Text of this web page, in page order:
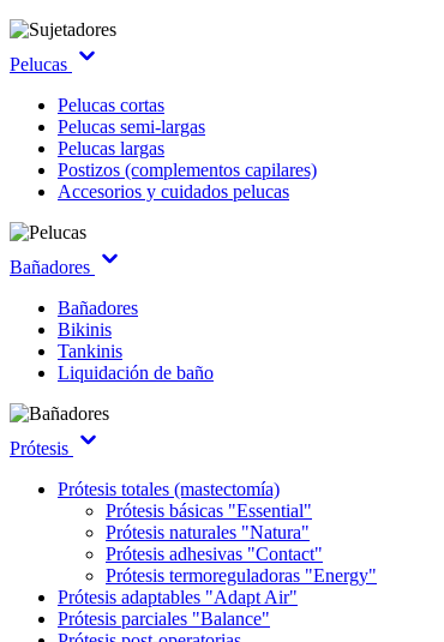
Pelucas
Pelucas cortas
Pelucas semi-largas
Pelucas largas
Postizos (complementos capilares)
Accesorios y cuidados pelucas
Bañadores
Bañadores
Bikinis
Tankinis
Liquidación de baño
Prótesis
Prótesis totales (mastectomía)
Prótesis básicas "Essential"
Prótesis naturales "Natura"
Prótesis adhesivas "Contact"
Prótesis termoreguladoras "Energy"
Prótesis adaptables "Adapt Air"
Prótesis parciales "Balance"